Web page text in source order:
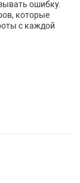
ошибку.
которые
с каждой